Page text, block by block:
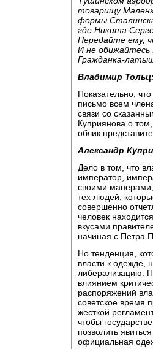
товарищу
формы
где Никита
Передайте ему,
И не обижайтесь
Гражданка-
Владимир
Показательно,
письмо всем
связи со
Куприянова о
облик
Александр
Дело в том, что
император,
своими
тех людей,
совершенно
человек
вкусами
начиная с Петра
Но тенденция,
власти к одежде,
либерализацию.
влиянием
распоряжений
советское время
жесткой
чтобы
позволить
официальная